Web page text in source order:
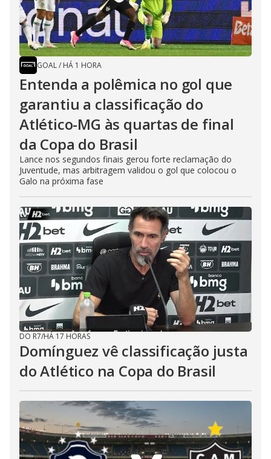
GOAL/ HÁ 1 HORA
Entenda a polêmica no gol que
garantiu a classificação do
Atlético-MG às quartas de final
da Copa do Brasil
Lance nos segundos finais gerou forte reclamação do
Juventude, mas arbitragem validou o gol que colocou o
Galo na próxima fase
DO R7/HÁ 17 HORAS
Domínguez vê classificação justa
do Atlético na Copa do Brasil